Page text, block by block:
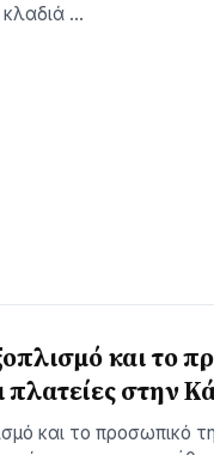
κλαδιά …
και το
πλατείες στην
και το προσωπικό